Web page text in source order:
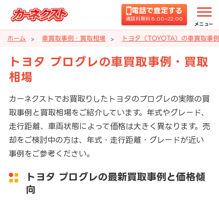
電話で査定する
通話料無料 8:00~22:00
メニュー
ホーム 車買取事例・買取相場 トヨタ（TOYOTA）の車買取事
トヨタ プログレの車買取事例・買取
相場
カーネクストでお買取りしたトヨタのプログレの実際の買
取事例と買取相場をご紹介しています。年式やグレード、
走行距離、車両状態によって価格は大きく異なります。売
却をご検討中の方は、年式・走行距離・グレードが近い
事例をご参考ください。
トヨタ プログレの最新買取事例と価格傾
向